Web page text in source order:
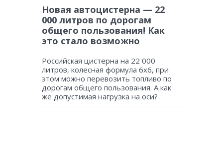
Новая автоцистерна — 22
000 литров по дорогам
общего пользования! Как
это стало возможно
Российская цистерна на 22 000
литров, колесная формула 6х6, при
этом можно перевозить топливо по
дорогам общего пользования. А как
же допустимая нагрузка на оси?